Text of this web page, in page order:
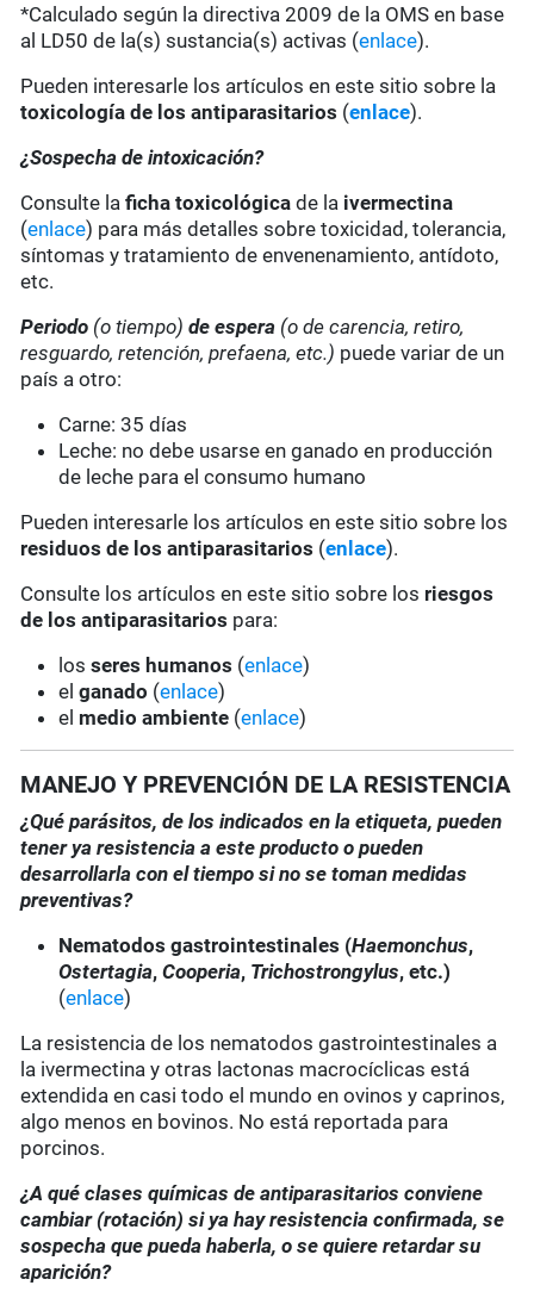
*Calculado según la directiva 2009 de la OMS en base
al LD50 de la(s) sustancia(s) activas (enlace).
Pueden interesarle los artículos en este sitio sobre la
toxicología de los antiparasitarios (enlace).
¿Sospecha de intoxicación?
Consulte laficha toxicológica de la ivermectina
(enlace) para más detalles sobre toxicidad, tolerancia,
síntomas y tratamiento de envenenamiento, antídoto,
etc.
Periodo (o tiempo) de espera (o de carencia, retiro,
resguardo, retención, prefaena, etc.) puede variar de un
país a otro:
Carne: 35 días
Leche: no debe usarse en ganado en producción
de leche para el consumo humano
Pueden interesarle los artículos en este sitio sobre los
residuos de los antiparasitarios (enlace).
Consulte los artículos en este sitio sobre los riesgos
de los antiparasitarios para:
losseres humanos (enlace)
elganado (enlace)
el medio ambiente (enlace)
MANEJO Y PREVENCIÓN DE LA RESISTENCIA
¿Qué parásitos, de los indicados en la etiqueta, pueden
tener ya resistencia a este producto o pueden
desarrollarla con el tiempo si no se toman medidas
preventivas?
Nematodos gastrointestinales (Haemonchus,
Ostertagia,Cooperia, Trichostrongylus, etc.)
(enlace)
La resistencia de los nematodos gastrointestinales a
la ivermectina y otras lactonas macrocíclicas está
extendida en casi todo el mundo en ovinos y caprinos,
algo menos en bovinos. No está reportada para
porcinos.
¿A qué clases químicas de antiparasitarios conviene
cambiar (rotación) si ya hay resistencia confirmada, se
sospecha que pueda haberla, o se quiere retardar su
aparición?